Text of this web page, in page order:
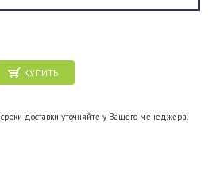
КУПИТЬ
доставки уточняйте у Вашего менеджера.